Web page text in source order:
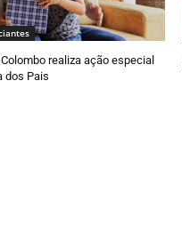
realiza ação especial
dos Pais